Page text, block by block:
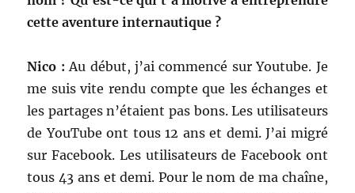
cette aventure internautique ?
Nico : Au début, j’ai commencé sur Youtube. Je
me suis vite rendu compte que les échanges et
les partages n’étaient pas bons. Les utilisateurs
de YouTube ont tous 12 ans et demi. J’ai migré
sur Facebook. Les utilisateurs de Facebook ont
tous 43 ans et demi. Pour le nom de ma chaîne,